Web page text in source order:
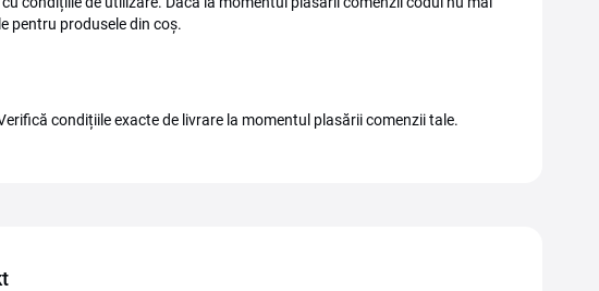
pentru produsele din coș.
condițiile exacte de livrare la momentul plasării comenzii tale.